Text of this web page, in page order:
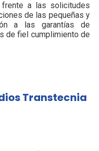
frente a las solicitudes
de las pequeñas y
a las garantías de
de fiel cumplimiento de
Transtecnia